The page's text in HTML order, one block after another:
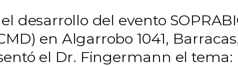
desarrollo del evento
en Algarrobo 1041,
el Dr. Fingermann el